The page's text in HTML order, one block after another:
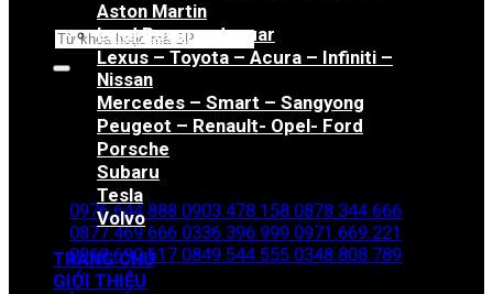
Tìm
Hotline đặt hàng
0976.644.888 0903.478.158 0878.344.666
0877.469.666 0336.396.999 0971.669.221
0969.690.617 0849.544.555 0348.808.789
Aston Martin
Land Rover – Jaguar
Lexus – Toyota – Acura – Infiniti –
Nissan
Mercedes – Smart – Sangyong
Peugeot – Renault- Opel- Ford
Porsche
Subaru
Tesla
Volvo
TRANG CHỦ
GIỚI THIỆU